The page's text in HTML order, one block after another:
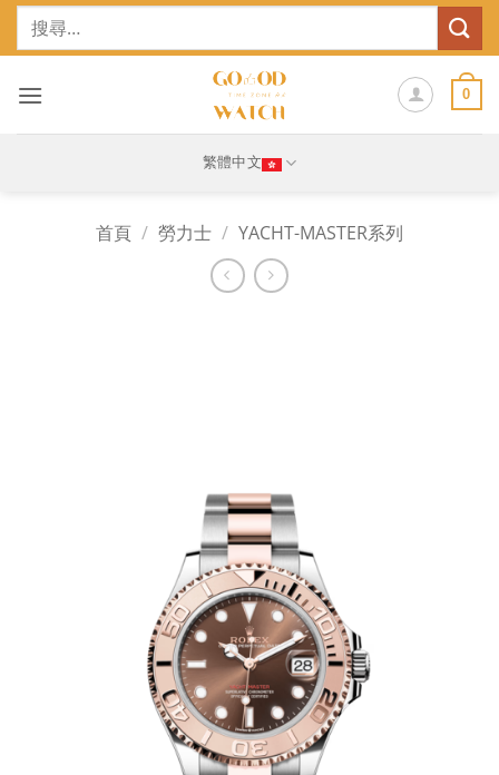
Skip
鍵
0
繁體中文
首頁 / 勞力士 / YACHT-MASTER系列